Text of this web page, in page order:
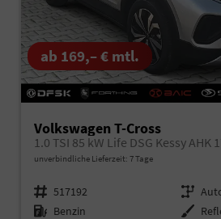
ab 169,– € mtl.
Volkswagen T-Cross
1.0 TSI 85 kW Life DSG Kessy AHK
unverbindliche Lieferzeit: 7 Tage
Fahrzeugnr. 517192 Getriebe
Kraftstoff Benzin Außenfarbe